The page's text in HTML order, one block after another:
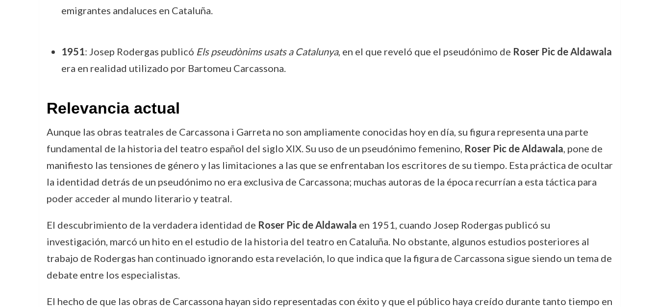
emigrantes andaluces en Cataluña.
1951: Josep Rodergas publicó Els pseudònims usats a Catalunya, en el que reveló que el pseudónimo de Roser Pic de Aldawala
era en realidad utilizado por Bartomeu Carcassona.
Relevancia actual
Aunque las obras teatrales de Carcassona i Garreta no son ampliamente conocidas hoy en día, su figura representa una parte
fundamental de la historia del teatro español del siglo XIX. Su uso de un pseudónimo femenino, Roser Pic de Aldawala, pone de
manifiesto las tensiones de género y las limitaciones a las que se enfrentaban los escritores de su tiempo. Esta práctica de ocultar
la identidad detrás de un pseudónimo no era exclusiva de Carcassona; muchas autoras de la época recurrían a esta táctica para
poder acceder al mundo literario y teatral.
El descubrimiento de la verdadera identidad de Roser Pic de Aldawala en 1951, cuando Josep Rodergas publicó su
investigación, marcó un hito en el estudio de la historia del teatro en Cataluña. No obstante, algunos estudios posteriores al
trabajo de Rodergas han continuado ignorando esta revelación, lo que indica que la figura de Carcassona sigue siendo un tema de
debate entre los especialistas.
El hecho de que las obras de Carcassona hayan sido representadas con éxito y que el público haya creído durante tanto tiempo en